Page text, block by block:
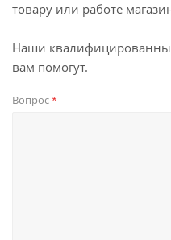
товару или работе
Наши
вам помогут.
Вопрос*